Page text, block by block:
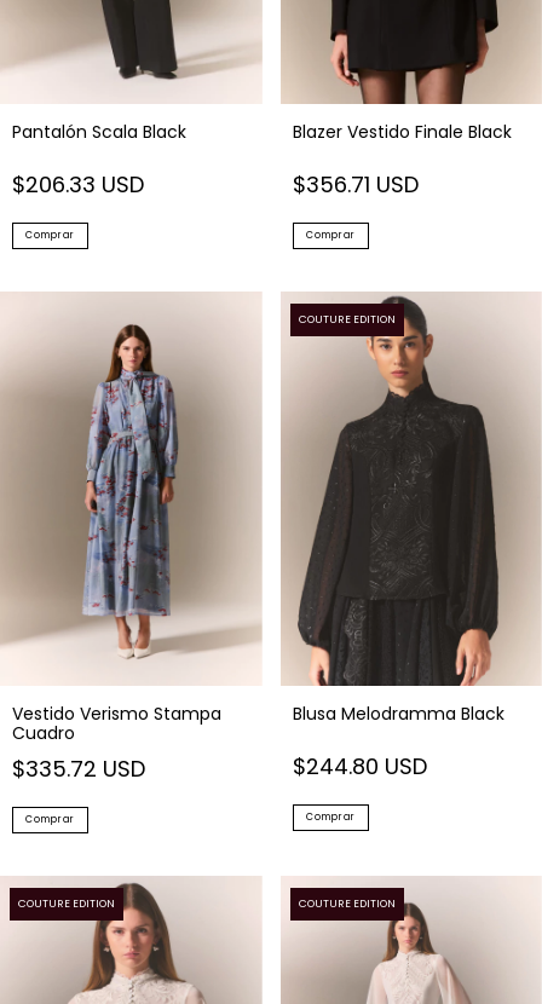
Pantalón Scala Black
$206.33 USD
Comprar
Blazer Vestido Finale Black
$356.71 USD
Comprar
Vestido Verismo Stampa
Cuadro
$335.72 USD
Comprar
COUTURE EDITION
Blusa Melodramma Black
$244.80 USD
Comprar
COUTURE EDITION COUTURE EDITION